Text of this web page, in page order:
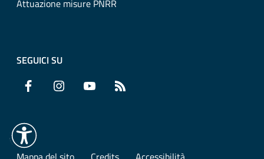
Attuazione misure PNRR
SEGUICI SU
Facebook Instagram YouTube